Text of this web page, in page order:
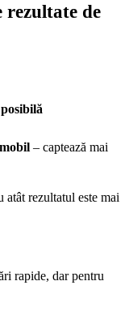
rezultate de
– captează mai
atât rezultatul este mai
rapide, dar pentru